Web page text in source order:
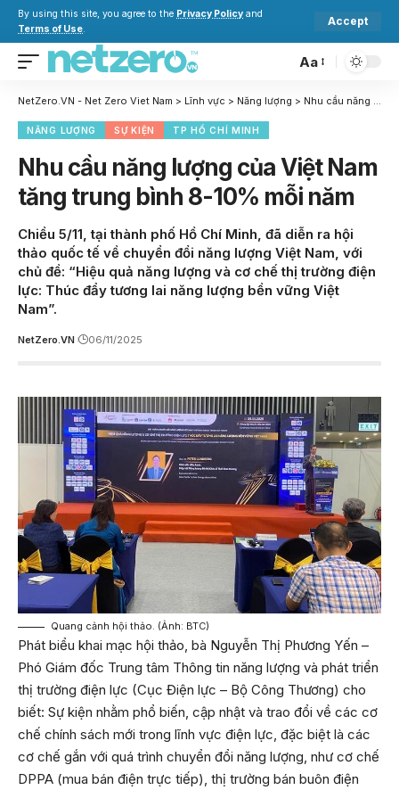
By using this site, you agree to the Privacy Policy and
Terms of Use.
Accept
Aa
NetZero.VN - Net Zero Viet Nam > Lĩnh vực > Năng lượng > Nhu cầu năng lượng của Việt Nam tăng trung bình 8-10% mỗi năm
NĂNG LƯỢNG SỰ KIỆN TP HỒ CHÍ MINH
Nhu cầu năng lượng của Việt Nam
tăng trung bình 8-10% mỗi năm
Chiều 5/11, tại thành phố Hồ Chí Minh, đã diễn ra hội
thảo quốc tế về chuyển đổi năng lượng Việt Nam, với
chủ đề: “Hiệu quả năng lượng và cơ chế thị trường điện
lực: Thúc đẩy tương lai năng lượng bền vững Việt
Nam”.
NetZero.VN 06/11/2025
Quang cảnh hội thảo. (Ảnh: BTC)
Phát biểu khai mạc hội thảo, bà Nguyễn Thị Phương Yến –
Phó Giám đốc Trung tâm Thông tin năng lượng và phát triển
thị trường điện lực (Cục Điện lực – Bộ Công Thương) cho
biết: Sự kiện nhằm phổ biến, cập nhật và trao đổi về các cơ
chế chính sách mới trong lĩnh vực điện lực, đặc biệt là các
cơ chế gắn với quá trình chuyển đổi năng lượng, như cơ chế
DPPA (mua bán điện trực tiếp), thị trường bán buôn điện